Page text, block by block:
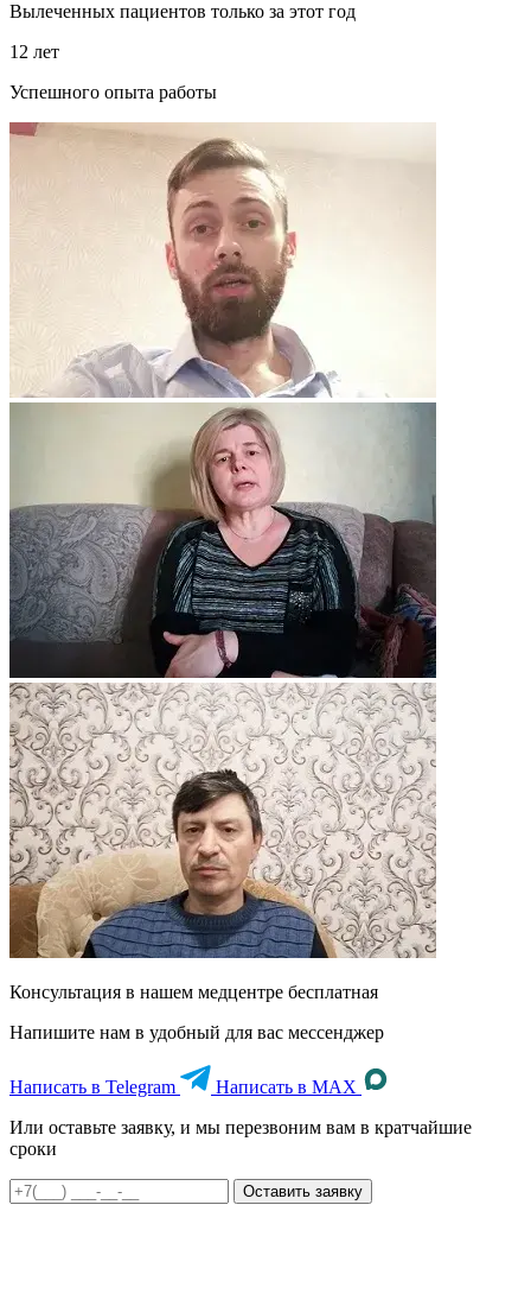
Вылеченных пациентов только за этот год
12 лет
Успешного опыта работы
Консультация в нашем медцентре бесплатная
Напишите нам в удобный для вас мессенджер
Написать в Telegram
Написать в MAX
Или оставьте заявку, и мы перезвоним вам в кратчайшие
сроки
Оставить заявку